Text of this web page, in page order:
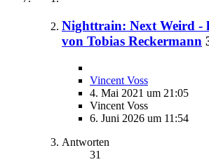
Nighttrain: Next Weird -
von Tobias Reckermann
Vincent Voss
4. Mai 2021 um 21:05
Vincent Voss
6. Juni 2026 um 11:54
Antworten
31